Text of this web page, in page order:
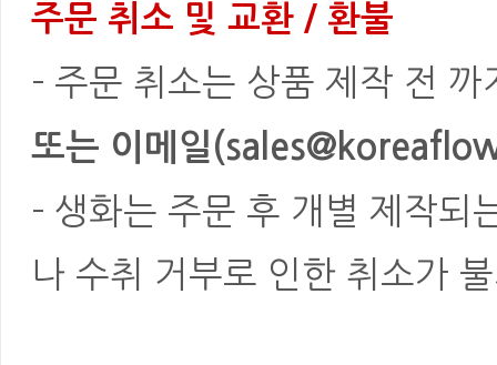
주문 취소 및 교환 / 환불
- 주문 취소는 상품 제작 전
또는 이메일
- 생화는 주문 후 개별 제작되
나 수취 거부로 인한 취소가